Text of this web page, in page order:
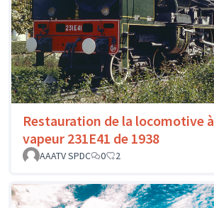
Restauration de la locomotive à
vapeur 231E41 de 1938
AAATV SPDC
0 2